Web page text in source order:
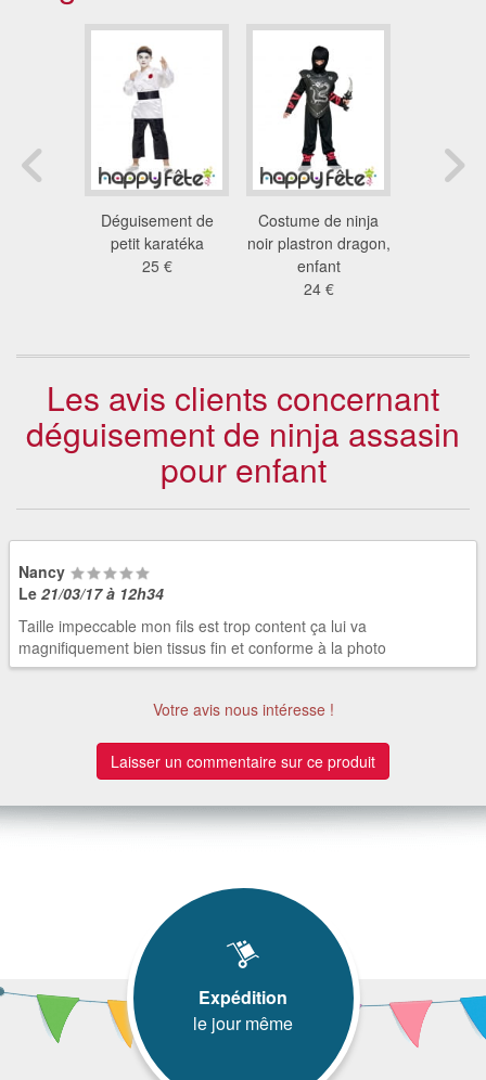
Déguisement de
petit karatéka
25 €
Costume de ninja
noir plastron dragon,
enfant
24 €
Les avis clients concernant
déguisement de ninja assasin
pour enfant
Nancy
Le 21/03/17 à 12h34
Taille impeccable mon fils est trop content ça lui va
magnifiquement bien tissus fin et conforme à la photo
Votre avis nous intéresse !
Laisser un commentaire sur ce produit
Expédition
le jour même